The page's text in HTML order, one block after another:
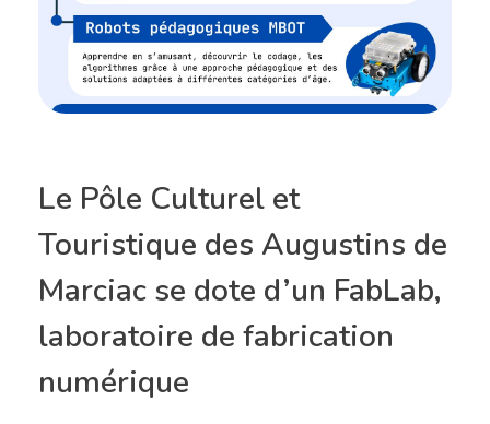
Le Pôle Culturel et
Touristique des Augustins de
Marciac se dote d’un FabLab,
laboratoire de fabrication
numérique